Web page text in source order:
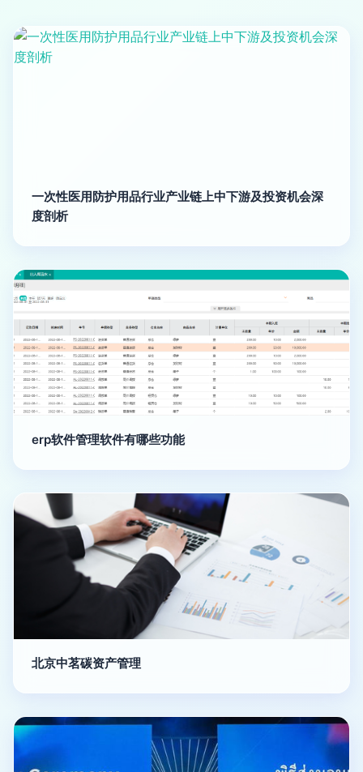
一次性医用防护用品行业产业链上中下游及投资机会深
度剖析
erp软件管理软件有哪些功能
北京中茗碳资产管理